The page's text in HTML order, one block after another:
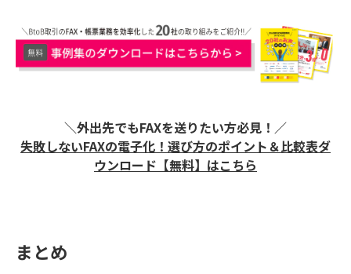
＼外出先でもFAXを送りたい方必見！／
失敗しないFAXの電子化！ 選び方のポイント＆比較表ダ
ウンロード【無料】はこちら
まとめ